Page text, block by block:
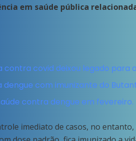
em saúde pública
covid deixou legado para o
com imunizante do
contra dengue em fevereiro.
imediato de casos, no